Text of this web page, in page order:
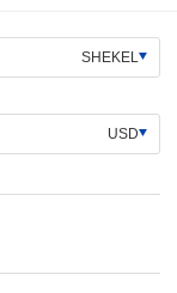
SHEKEL
USD
定しています。こ
、ネットワーク内の
。さらに、プロジ
、エコシステムの
れらのマイルストー
ミュニケーション